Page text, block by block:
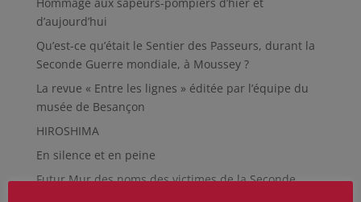
d’aujourd’hui
Qu’est-ce qu’était le Sentier des Passeurs, durant la
Seconde Guerre mondiale, à Moussey ?
La revue « Entre les lignes » éditée par l’équipe du
musée de Besançon
HIROSHIMA
En silence et en peine
Futur Mur des noms des victimes de la Seconde